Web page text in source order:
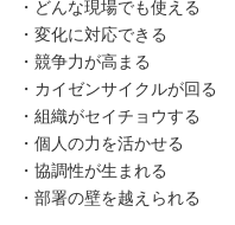
・どんな現場でも使える
・変化に対応できる
・競争力が高まる
・カイゼンサイクルが回る
・組織がセイチョウする
・個人の力を活かせる
・協調性が生まれる
・部署の壁を越えられる